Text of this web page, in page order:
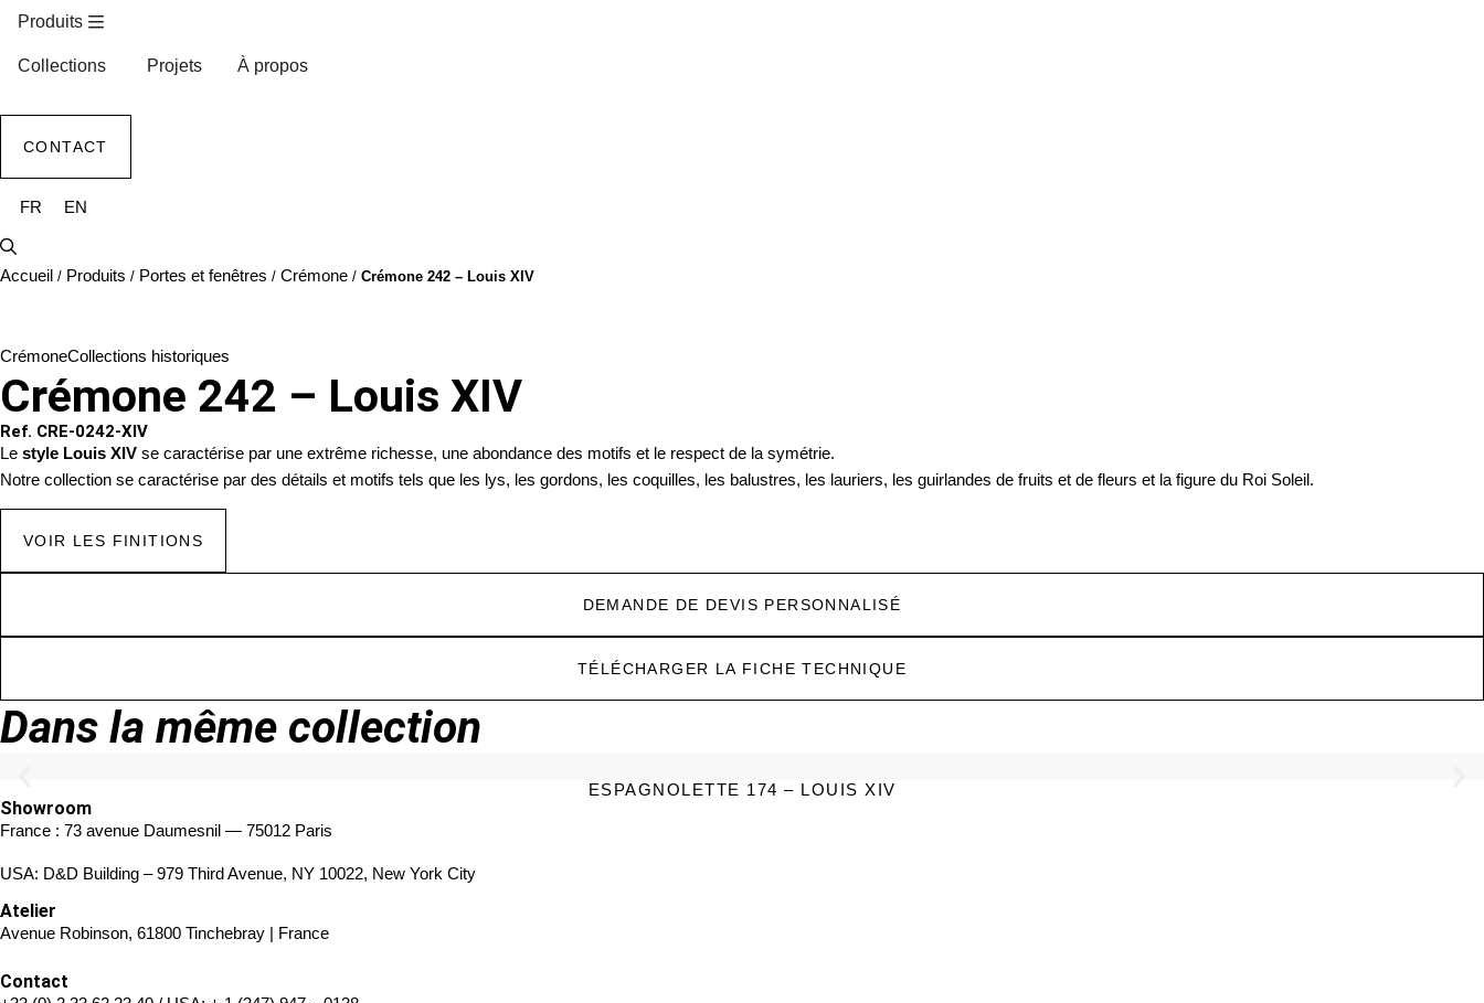
Produits
Collections Projets À propos
CONTACT
FR EN
Accueil / Produits / Portes et fenêtres / Crémone / Crémone 242 – Louis XIV
CrémoneCollections historiques
Crémone 242 – Louis XIV
Ref. CRE-0242-XIV
Le style Louis XIV se caractérise par une extrême richesse, une abondance des motifs et le respect de la symétrie.
Notre collection se caractérise par des détails et motifs tels que les lys, les gordons, les coquilles, les balustres, les lauriers, les guirlandes de fruits et de fleurs et la figure du Roi Soleil.
VOIR LES FINITIONS
DEMANDE DE DEVIS PERSONNALISÉ
TÉLÉCHARGER LA FICHE TECHNIQUE
Dans la même collection
ESPAGNOLETTE 174 – LOUIS XIV
Showroom
France : 73 avenue Daumesnil — 75012 Paris
USA: D&D Building – 979 Third Avenue, NY 10022, New York City
Atelier
Avenue Robinson, 61800 Tinchebray | France
Contact